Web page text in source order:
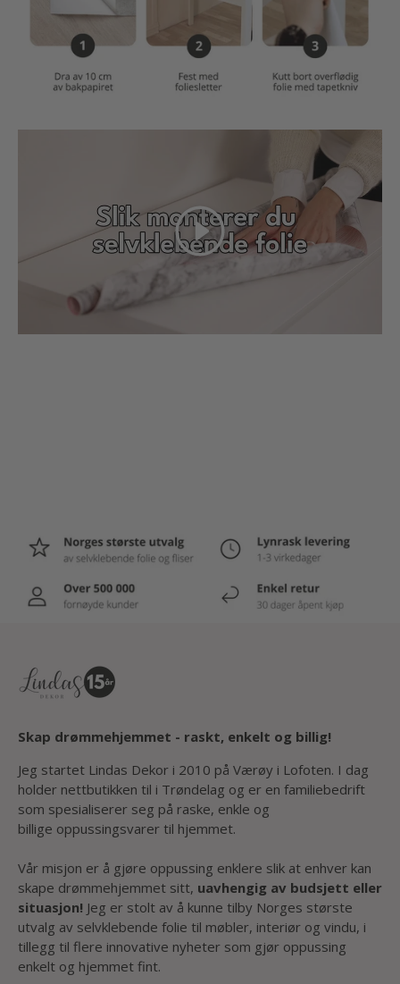
Spill av
Skap drømmehjemmet - raskt, enkelt og billig!
Jeg startet Lindas Dekor i 2010 på Værøy i Lofoten. I dag
holder nettbutikken til i Trøndelag og er en familiebedrift
som spesialiserer seg på raske, enkle og
billige oppussingsvarer til hjemmet.
Vår misjon er å gjøre oppussing enklere slik at enhver kan
skape drømmehjemmet sitt, uavhengig av budsjett eller
situasjon! Jeg er stolt av å kunne tilby Norges største
utvalg av selvklebende folie til møbler, interiør og vindu, i
tillegg til flere innovative nyheter som gjør oppussing
enkelt og hjemmet fint.